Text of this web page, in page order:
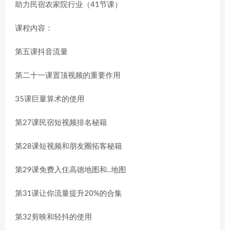
课程内容：
第五课抖音流量
第二十一课置顶视频的重要作用
35课巨量算术的使用
第27课民宿短视频排名秘籍
第28课短视频和朋友圈拓客秘籍
第29课免费入住高德地图和..地图
第31课让你流量提升20%的合集
第32剪映和轻抖的使用